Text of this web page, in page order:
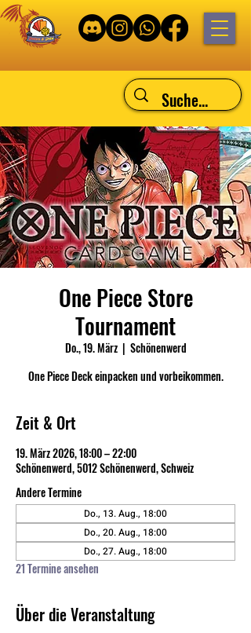
One Piece Store
Tournament
Do., 19. März
  |
Schönenwerd
One Piece Deck einpacken und vorbeikommen.
Zeit & Ort
19. März 2026, 18:00 – 22:00
Schönenwerd, 5012 Schönenwerd, Schweiz
Andere Termine
Do., 13. Aug., 18:00
Do., 20. Aug., 18:00
Do., 27. Aug., 18:00
21 Termine ansehen
Über die Veranstaltung